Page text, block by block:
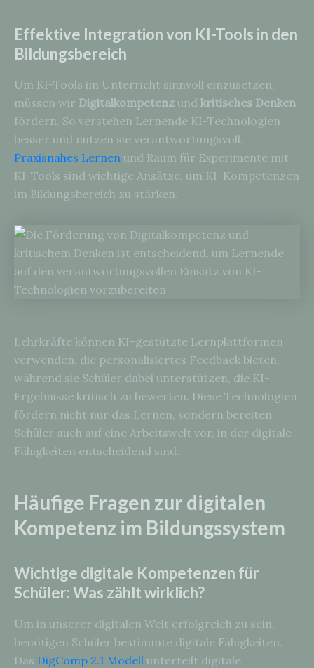
Effektive Integration von KI-Tools in den
Bildungsbereich
Um KI-Tools im Unterricht sinnvoll einzusetzen,
müssen wir Digitalkompetenz und kritisches Denken
fördern. So verstehen Lernende KI-Technologien
besser und nutzen sie verantwortungsvoll.
Praxisnahes Lernen und Raum für Experimente mit
KI-Tools sind wichtige Ansätze, um KI-Kompetenzen
im Bildungsbereich zu stärken.
Lehrkräfte können KI-gestützte Lernplattformen
verwenden, die personalisiertes Feedback bieten,
während sie Schüler dabei unterstützen, die KI-
Ergebnisse kritisch zu bewerten. Diese Technologien
fördern nicht nur das Lernen, sondern bereiten
Schüler auch auf eine Arbeitswelt vor, in der digitale
Fähigkeiten entscheidend sind.
Häufige Fragen zur digitalen
Kompetenz im Bildungssystem
Wichtige digitale Kompetenzen für
Schüler: Was zählt wirklich?
Um in unserer digitalen Welt erfolgreich zu sein,
benötigen Schüler bestimmte digitale Fähigkeiten.
Das DigComp 2.1 Modell unterteilt digitale